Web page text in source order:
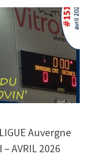
Auvergne
– AVRIL 2026